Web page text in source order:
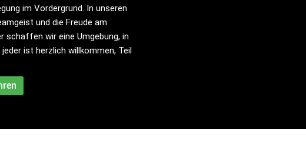
im Vordergrund. In unseren
und die Freude am
schaffen wir eine Umgebung, in
ist herzlich willkommen, Teil